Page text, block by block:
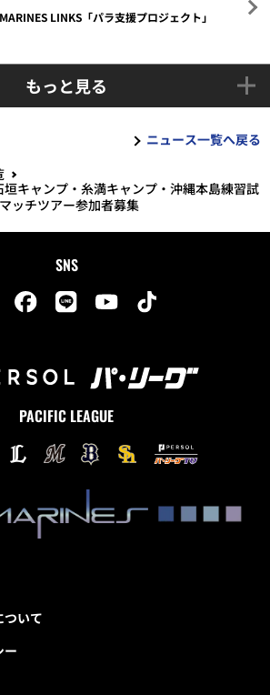
LINKS「パラ支援プロジェクト」
もっと見る
ニュース一覧へ戻る
垣キャンプ・糸満キャンプ・沖縄本島練習試
ッチツアー参加者募集
SNS
PACIFIC LEAGUE
ついて
ー